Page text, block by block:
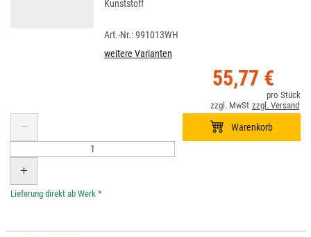
Kunststoff
991013WH
weitere Varianten
55,77 €
*